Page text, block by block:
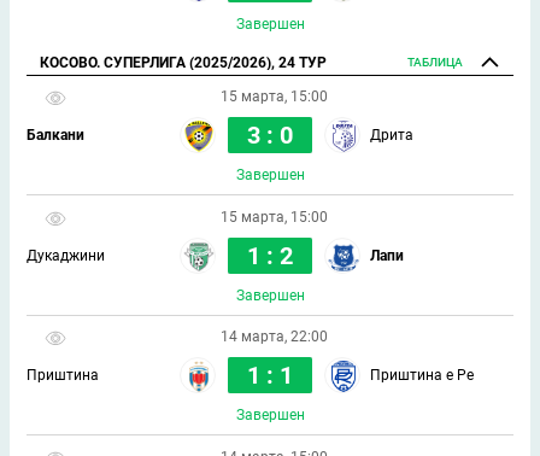
Завершен
КОСОВО. СУПЕРЛИГА (2025/2026), 24 ТУР ТАБЛИЦА
15 марта, 15:00
Балкани 3 : 0 Дрита
Завершен
15 марта, 15:00
Дукаджини 1 : 2 Лапи
Завершен
14 марта, 22:00
Приштина 1 : 1 Приштина е Ре
Завершен